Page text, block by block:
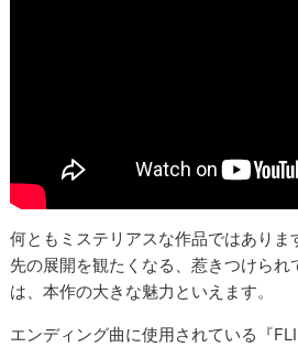
何ともミステリアスな作品ではありま
先の展開を観たくなる、惹きつけられ
は、本作の大きな魅力といえます。
エンディング曲に使用されている『